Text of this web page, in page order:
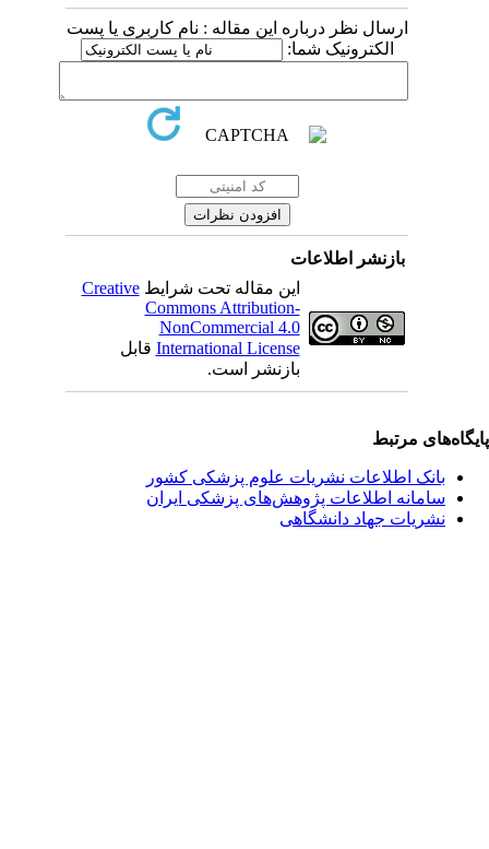
ارسال نظر درباره این مقاله : نام کاربری یا پست
الکترونیک شما:
بازنشر اطلاعات
این مقاله تحت شرایطCreative
Commons Attribution-
NonCommercial 4.0
International Licenseقابل
بازنشر است.
مرتبط
بانک اطلاعات نشریات علوم پزشکی کشور
سامانه اطلاعات پژوهش‌های پزشکی ایران
نشریات جهاد دانشگاهی